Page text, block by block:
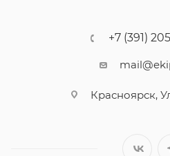
+7 (391)
Красноярск,